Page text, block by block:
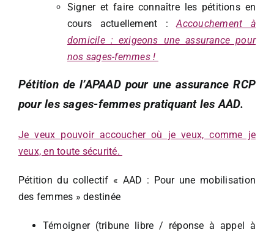
Signer et faire connaître les pétitions en
cours actuellement :Accouchement à
domicile : exigeons une assurance pour
nos sages-femmes !
Pétition de l’APAAD pour une assurance RCP
pour les sages-femmes pratiquant les AAD.
Je veux pouvoir accoucher où je veux, comme je
veux, en toute sécurité.
Pétition du collectif « AAD : Pour une mobilisation
des femmes » destinée
Témoigner (tribune libre / réponse à appel à